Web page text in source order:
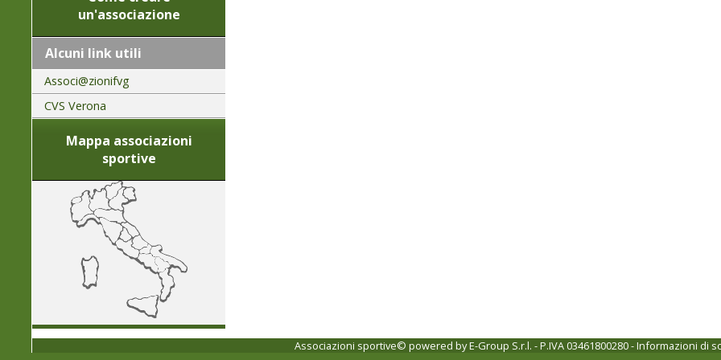
un'associazione
Alcuni link utili
Associ@zionifvg
CVS Verona
Mappa associazioni
sportive
Associazioni sportive© powered byE-Group S.r.l. - P.IVA 03461800280-Informazioni di